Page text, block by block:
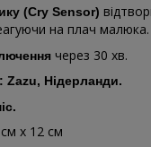
(Cry Sensor)
на плач малюка.
через 30 хв.
Zazu, Нідерланди.
х 12 см